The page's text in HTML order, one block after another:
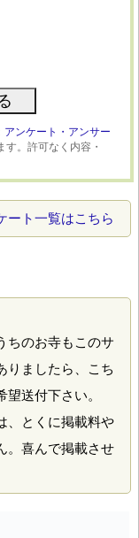
アンケート・アンサー
。許可なく内容・
ート一覧はこちら
ちのお寺もこのサ
りましたら、こち
望送付下さい。
、とくに掲載料や
。喜んで掲載させ